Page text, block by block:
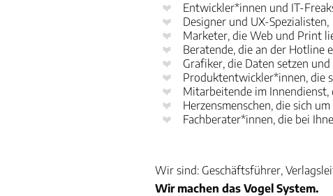
Entwickler*innen und IT-
Designer und UX-Spezialisten,
Marketer, die Web und Print
Beratende, die an der Hotline
Grafiker, die Daten setzen
Produktentwickler*innen, die
Mitarbeitende im
Herzensmenschen, die sich
Fachberater*innen, die bei
Wir sind: Geschäftsführer,
Wir machen das Vogel System.